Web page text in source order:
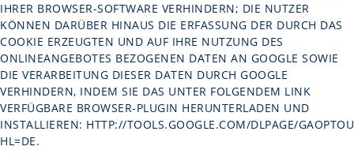
IHRER BROWSER-SOFTWARE VERHINDERN; DIE NUTZER
KÖNNEN DARÜBER HINAUS DIE ERFASSUNG DER DURCH DAS
COOKIE ERZEUGTEN UND AUF IHRE NUTZUNG DES
ONLINEANGEBOTES BEZOGENEN DATEN AN GOOGLE SOWIE
DIE VERARBEITUNG DIESER DATEN DURCH GOOGLE
VERHINDERN, INDEM SIE DAS UNTER FOLGENDEM LINK
VERFÜGBARE BROWSER-PLUGIN HERUNTERLADEN UND
INSTALLIEREN: HTTP://TOOLS.GOOGLE.COM/DLPAGE/
HL=DE.